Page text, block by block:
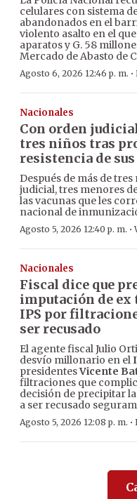
celulares con sistema
abandonados en el
violento asalto en el
aparatos y G. 58
Mercado de Abasto de
Agosto 6, 2026 12:46 p. m. ·
Nacionales
Con orden
tres niños tras
resistencia de
Después de más de
judicial, tres menores
las vacunas que les
nacional de
Agosto 5, 2026 12:40 p. m. ·
Nacionales
Fiscal dice que
imputación de ex
IPS por
ser recusado
El agente fiscal Julio
desvío millonario en el
presidentesVicente
filtraciones que
decisión de precipitar
a ser recusado
Agosto 5, 2026 12:08 p. m. ·